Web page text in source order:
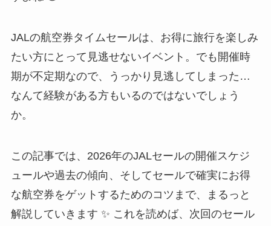
JALの航空券タイムセールは、お得に旅行を楽しみ
たい方にとって見逃せないイベント。でも開催時
期が不定期なので、うっかり見逃してしまった…
なんて経験がある方もいるのではないでしょう
か。
この記事では、2026年のJALセールの開催スケジ
ュールや過去の傾向、そしてセールで確実にお得
な航空券をゲットするためのコツまで、まるっと
解説していきます ✨ これを読めば、次回のセール